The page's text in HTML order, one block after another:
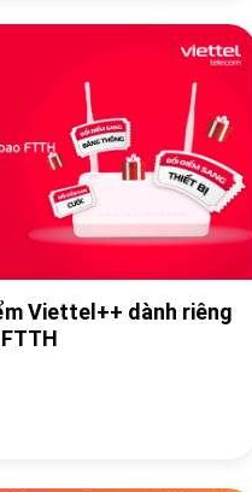
Viettel++ dành riêng